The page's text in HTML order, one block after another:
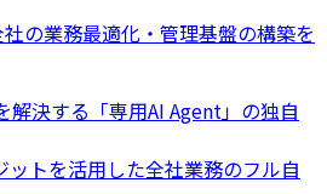
の業務最適化・管理基盤の構築を
解決する「専用AI Agent」の独自
ットを活用した全社業務のフル自